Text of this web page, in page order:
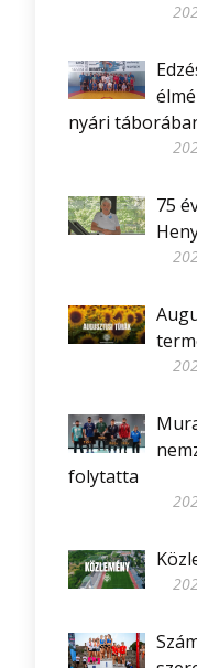
nyári
75
folytatta